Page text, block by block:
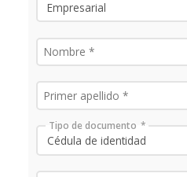
Tipo de documento